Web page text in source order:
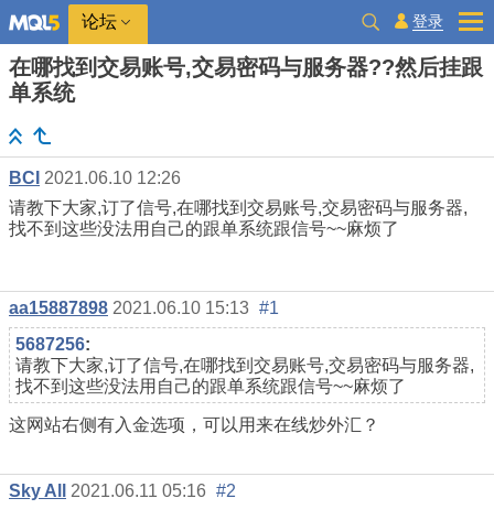
论坛 登录
在哪找到交易账号,交易密码与服务器??然后挂跟
单系统
BCI 2021.06.10 12:26
请教下大家,订了信号,在哪找到交易账号,交易密码与服务器,
找不到这些没法用自己的跟单系统跟信号~~麻烦了
aa15887898 2021.06.10 15:13 #1
5687256:
请教下大家,订了信号,在哪找到交易账号,交易密码与服务器,
找不到这些没法用自己的跟单系统跟信号~~麻烦了
这网站右侧有入金选项，可以用来在线炒外汇？
Sky All 2021.06.11 05:16 #2